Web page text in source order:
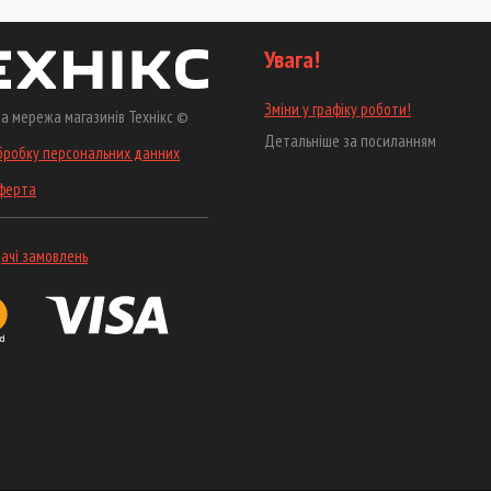
мережа магазинів Технікс ©
персональних данних
замовлень
Увага!
Зміни у графіку роботи!
Детальніше за посиланням